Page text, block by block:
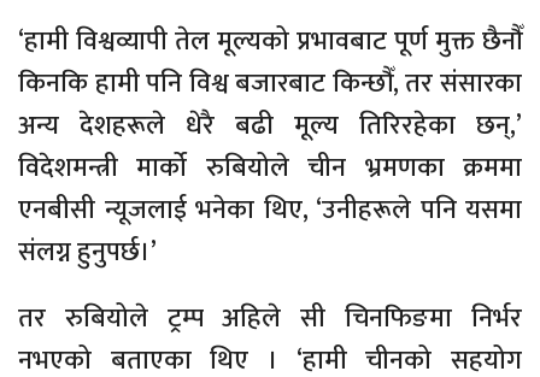
‘हामी विश्वव्यापी तेल मूल्यको प्रभावबाट पूर्ण मुक्त छैनौँ
किनकि हामी पनि विश्व बजारबाट किन्छौँ, तर संसारका
अन्य देशहरूले धेरै बढी मूल्य तिरिरहेका छन्,’
विदेशमन्त्री मार्को रुबियोले चीन भ्रमणका क्रममा
एनबीसी न्यूजलाई भनेका थिए, ‘उनीहरूले पनि यसमा
संलग्न हुनुपर्छ।’
तर रुबियोले ट्रम्प अहिले सी चिनफिङमा निर्भर
नभएको बताएका थिए । ‘हामी चीनको सहयोग